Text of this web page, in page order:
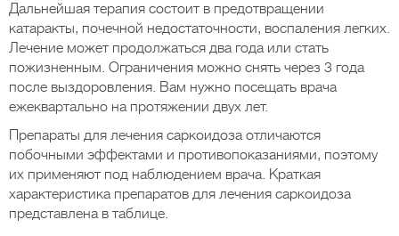
Дальнейшая терапия состоит в предотвращении
катаракты, почечной недостаточности, воспаления легких.
Лечение может продолжаться два года или стать
пожизненным. Ограничения можно снять через 3 года
после выздоровления. Вам нужно посещать врача
ежеквартально на протяжении двух лет.
Препараты для лечения саркоидоза отличаются
побочными эффектами и противопоказаниями, поэтому
их применяют под наблюдением врача. Краткая
характеристика препаратов для лечения саркоидоза
представлена в таблице.